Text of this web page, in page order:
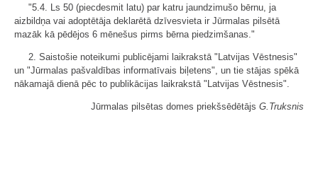
"5.4. Ls 50 (piecdesmit latu) par katru jaundzimušo bērnu, ja
aizbildņa vai adoptētāja deklarētā dzīvesvieta ir Jūrmalas pilsētā
mazāk kā pēdējos 6 mēnešus pirms bērna piedzimšanas."
2. Saistošie noteikumi publicējami laikrakstā "Latvijas Vēstnesis"
un "Jūrmalas pašvaldības informatīvais biļetens", un tie stājas spēkā
nākamajā dienā pēc to publikācijas laikrakstā "Latvijas Vēstnesis".
Jūrmalas pilsētas domes priekšsēdētājs G.Truksnis